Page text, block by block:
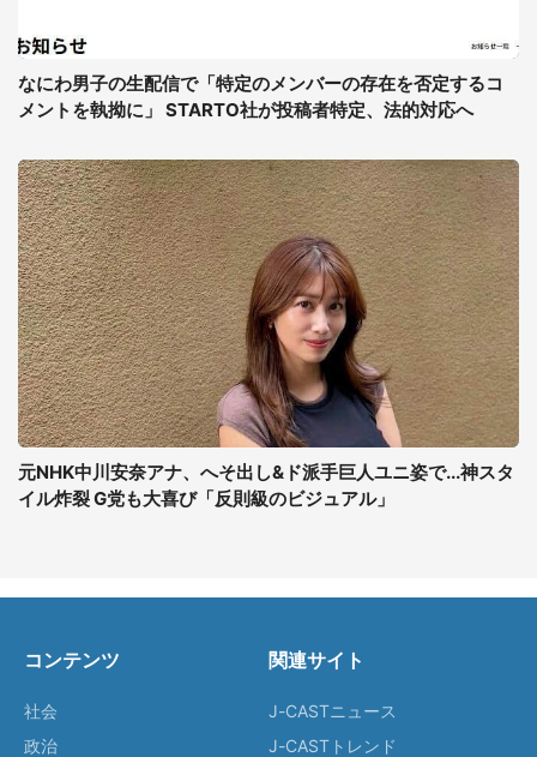
なにわ男子の生配信で「特定のメンバーの存在を否定するコ
メントを執拗に」 STARTO社が投稿者特定、法的対応へ
元NHK中川安奈アナ、へそ出し&ド派手巨人ユニ姿で...神スタ
イル炸裂 G党も大喜び「反則級のビジュアル」
コンテンツ
社会
政治
関連サイト
J-CASTニュース
J-CASTトレンド